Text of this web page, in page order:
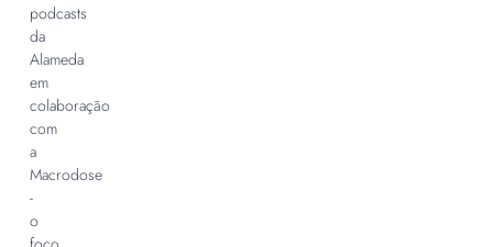
podcasts
da
Alameda
em
colaboração
com
a
Macrodose
-
o